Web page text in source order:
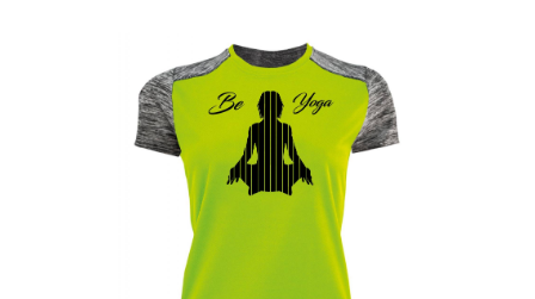
tiene
múltiples
variantes.